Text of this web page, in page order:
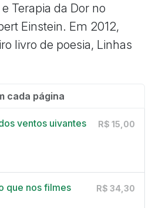
Terapia da Dor no
Einstein. Em 2012,
livro de poesia, Linhas
cada página
ventos uivantes R$ 15,00
que nos filmes R$ 34,30